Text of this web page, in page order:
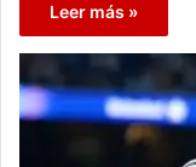
Leer más »